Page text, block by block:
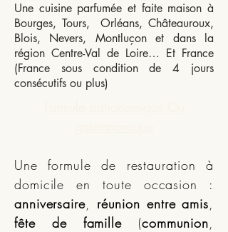
Une cuisine parfumée et faite maison à
Bourges, Tours, Orléans, Châteauroux,
Blois, Nevers, Montluçon et dans la
région Centre-Val de Loire… Et France
(France sous condition de 4 jours
consécutifs ou plus)
Une formule de restauration à
domicile en toute occasion :
anniversaire, réunion entre amis,
fête de famille(communion,